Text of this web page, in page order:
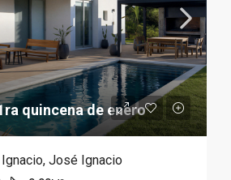
quincena de enero
José Ignacio